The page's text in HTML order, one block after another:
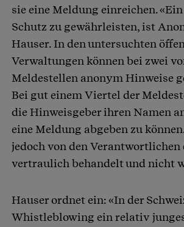
sie eine Meldung einreichen.
Schutz zu gewährleisten, ist
Hauser. In den untersuchten
Verwaltungen können bei zwei
Meldestellen anonym Hinweise
Bei gut einem Viertel der
die Hinweisgeber ihren Namen
eine Meldung abgeben zu
jedoch von den Verantwortlichen
vertraulich behandelt und nicht
Hauser ordnet ein: «In der
Whistleblowing ein relativ